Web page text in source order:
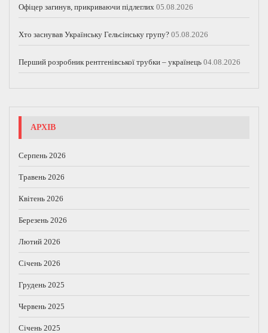
Офіцер загинув, прикриваючи підлеглих 05.08.2026
Хто заснував Українську Гельсінську групу? 05.08.2026
Перший розробник рентгенівської трубки – українець 04.08.2026
АРХІВ
Серпень 2026
Травень 2026
Квітень 2026
Березень 2026
Лютий 2026
Січень 2026
Грудень 2025
Червень 2025
Січень 2025